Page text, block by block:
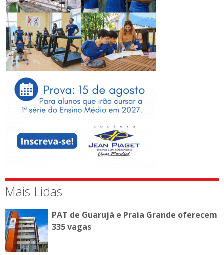
Mais Lidas
PAT de Guarujá e Praia Grande oferecem
335 vagas